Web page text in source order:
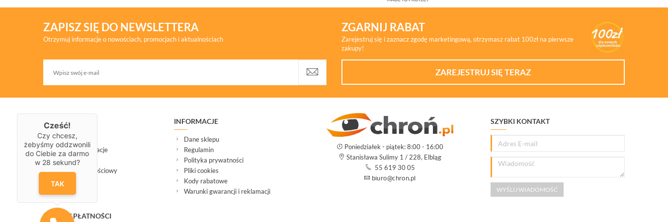
ZAPISZ SIĘ DO NEWSLETTERA
Otrzymuj informacje o nowościach, promocjach i aktualnościach
ZGARNIJ RABAT
Zarejestruj się i zaznacz zgodę marketingową, otrzymasz rabat 100zł na pierwsze
zakupy!
ZAREJESTRUJ SIĘ TERAZ
ZAKUPY
Dostawa
Serwis i reklamacje
Zwrot
Program lojalnościowy
INFORMACJE
Dane sklepu
Regulamin
Polityka prywatności
Pliki cookies
Kody rabatowe
Warunki gwarancji i reklamacji
Poniedziałek - piątek: 8:00 - 16:00
Stanisława Sulimy 1 / 228, Elbląg
55 619 30 05
SZYBKI KONTAKT
METODY PŁATNOŚCI
Cześć!
Czy chcesz,
żebyśmy oddzwonili
do Ciebie za darmo
w 28 sekund?
TAK